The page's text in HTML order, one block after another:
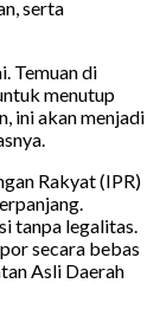
serta
Temuan di
menutup
ini akan menjadi
Rakyat (IPR)
tanpa legalitas.
secara bebas
Asli Daerah